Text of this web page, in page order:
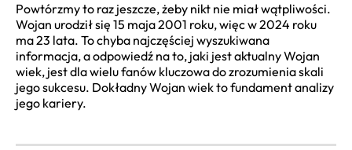
Powtórzmy to raz jeszcze, żeby nikt nie miał wątpliwości.
Wojan urodził się 15 maja 2001 roku, więc w 2024 roku
ma 23 lata. To chyba najczęściej wyszukiwana
informacja, a odpowiedź na to, jaki jest aktualny Wojan
wiek, jest dla wielu fanów kluczowa do zrozumienia skali
jego sukcesu. Dokładny Wojan wiek to fundament analizy
jego kariery.